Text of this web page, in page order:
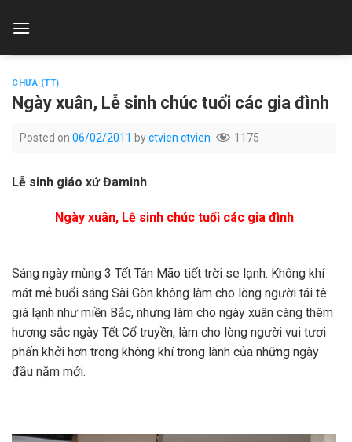
CHƯA (TT)
Ngày xuân, Lễ sinh chúc tuổi các gia đình
Posted on 06/02/2011 byctvien ctvien 1175
Lễ sinh giáo xứ Đaminh
Ngày xuân, Lễ sinh chúc tuổi các gia đình
Sáng ngày mùng 3 Tết Tân Mão tiết trời se lạnh. Không khí
mát mẻ buổi sáng Sài Gòn không làm cho lòng người tái tê
giá lạnh như miền Bắc, nhưng làm cho ngày xuân càng thêm
hương sắc ngày Tết Cổ truyền, làm cho lòng người vui tươi
phấn khởi hơn trong không khí trong lành của những ngày
đầu năm mới.